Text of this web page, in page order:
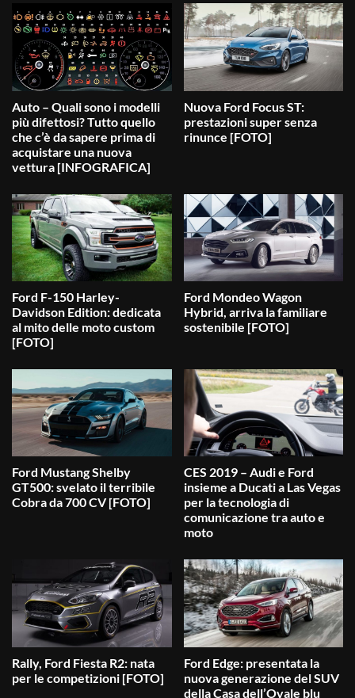
Auto – Quali sono i modelli
più difettosi? Tutto quello
che c’è da sapere prima di
acquistare una nuova
vettura [INFOGRAFICA]
Nuova Ford Focus ST:
prestazioni super senza
rinunce [FOTO]
Ford F-150 Harley-
Davidson Edition: dedicata
al mito delle moto custom
[FOTO]
Ford Mondeo Wagon
Hybrid, arriva la familiare
sostenibile [FOTO]
Ford Mustang Shelby
GT500: svelato il terribile
Cobra da 700 CV [FOTO]
CES 2019 – Audi e Ford
insieme a Ducati a Las Vegas
per la tecnologia di
comunicazione tra auto e
moto
Rally, Ford Fiesta R2: nata
per le competizioni [FOTO]
Ford Edge: presentata la
nuova generazione del SUV
della Casa dell’Ovale blu